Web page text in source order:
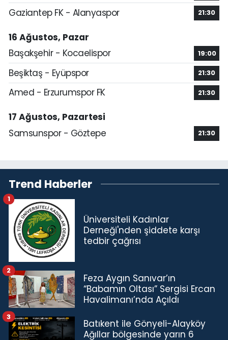
Gaziantep FK - Alanyaspor 21:30
16 Ağustos, Pazar
Başakşehir - Kocaelispor
19:00
Beşiktaş - Eyüpspor 21:30
Amed - Erzurumspor FK 21:30
17 Ağustos, Pazartesi
Samsunspor - Göztepe
21:30
Trend Haberler
Üniversiteli Kadınlar
Derneği'nden şiddete karşı
tedbir çağrısı
1
Feza Aygın Sanıvar’ın
“Babamın Oltası” Sergisi Ercan
Havalimanı’nda Açıldı
2
Batıkent ile Gönyeli-Alayköy
Ağıllar bölgesinde yarın 6
3